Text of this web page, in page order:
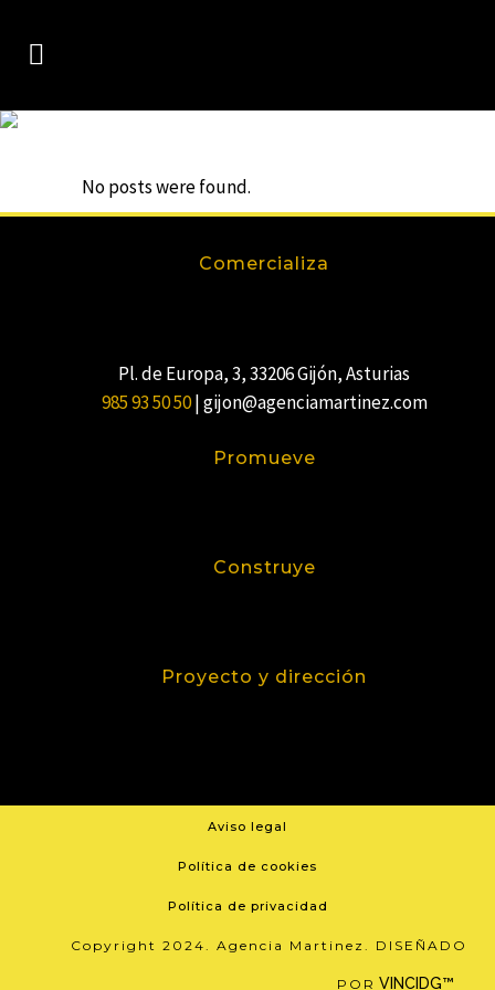
No posts were found.
Comercializa
Pl. de Europa, 3, 33206 Gijón, Asturias
985 93 50 50| gijon@agenciamartinez.com
Promueve
Construye
Proyecto y dirección
Aviso legal
Política de cookies
Política de privacidad
Copyright 2024. Agencia Martinez. DISEÑADO
POR VINCIDG™